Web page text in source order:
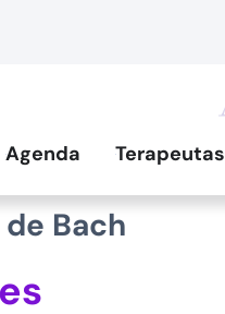
Agenda Terapeutas
Bach